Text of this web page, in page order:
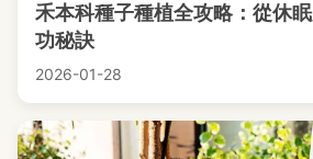
禾本科種子種植全攻略：從休
功秘訣
2026-01-28